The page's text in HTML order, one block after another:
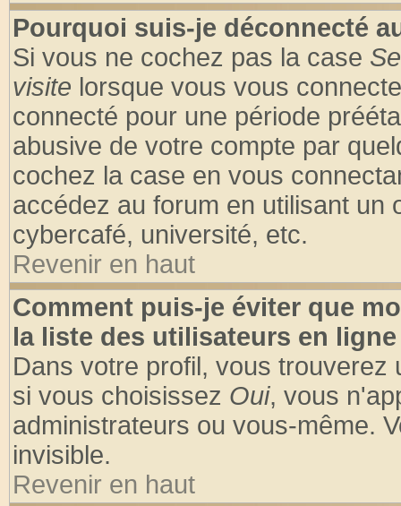
Pourquoi suis-je déconnecté
Si vous ne cochez pas la case
visite lorsque vous vous
connecté pour une période
abusive de votre compte par
cochez la case en vous
accédez au forum en utilisant un
cybercafé, université, etc.
Revenir en haut
Comment puis-je éviter que
la liste des utilisateurs en
Dans votre profil, vous trouverez
si vous choisissez Oui, vous
administrateurs ou vous-même.
invisible.
Revenir en haut